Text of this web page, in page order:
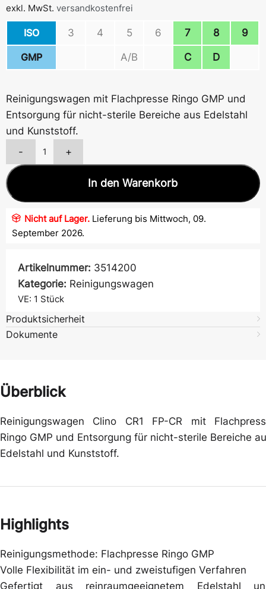
exkl. MwSt. versandkostenfrei
ISO 3 4 5 6 7 8 9
GMP A/B C D
Reinigungswagen mit Flachpresse Ringo GMP und
Entsorgung für nicht-sterile Bereiche aus Edelstahl
und Kunststoff.
-
+
In den Warenkorb
Nicht auf Lager. Lieferung bis Mittwoch, 09.
September 2026.
Artikelnummer: 3514200
Kategorie: Reinigungswagen
VE: 1 Stück
Produktsicherheit
Dokumente
Überblick
Reinigungswagen Clino CR1 FP-CR mit
Ringo GMP und Entsorgung für nicht-sterile Bereiche
Edelstahl und Kunststoff.
Highlights
Reinigungsmethode: Flachpresse Ringo GMP
Volle Flexibilität im ein- und zweistufigen Verfahren
Gefertigt aus reinraumgeeignetem Edelstahl